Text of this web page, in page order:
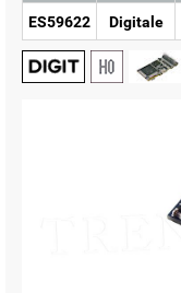
ES59622
Digitale